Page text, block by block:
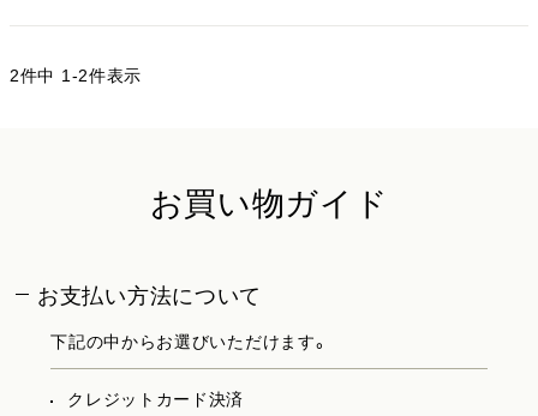
2件中 1-2件表示
お買い物ガイド
お支払い方法について
下記の中からお選びいただけます。
クレジットカード決済